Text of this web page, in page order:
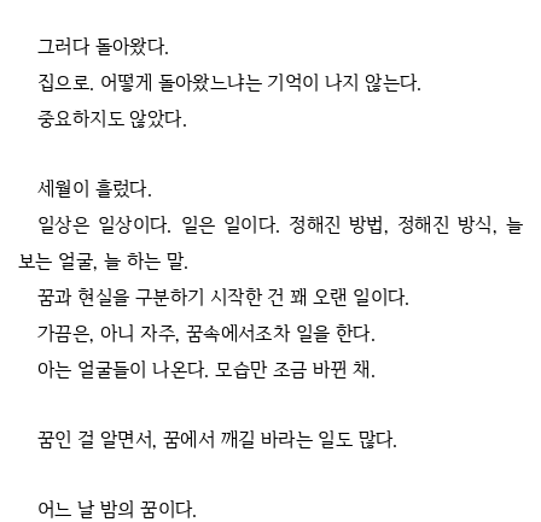
그러다 돌아왔다.
집으로. 어떻게 돌아왔느냐는 기억이 나지 않는다.
중요하지도 않았다.
세월이 흘렀다.
일상은 일상이다. 일은 일이다. 정해진 방법, 정해진 방식, 늘
보는 얼굴, 늘 하는 말.
꿈과 현실을 구분하기 시작한 건 꽤 오랜 일이다.
가끔은, 아니 자주, 꿈속에서조차 일을 한다.
아는 얼굴들이 나온다. 모습만 조금 바뀐 채.
꿈인 걸 알면서, 꿈에서 깨길 바라는 일도 많다.
어느 날 밤의 꿈이다.